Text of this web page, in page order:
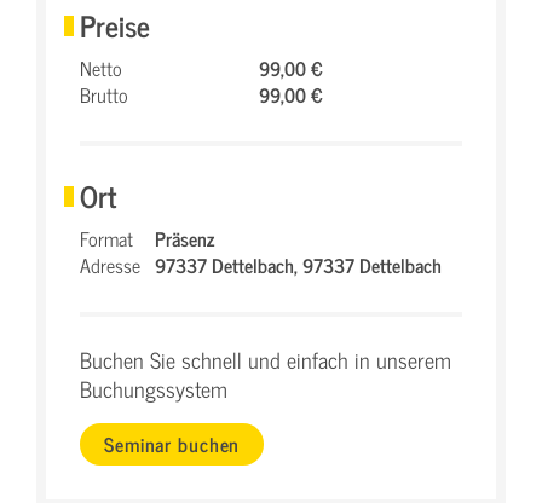
Preise
Netto
99,00 €
Brutto
99,00 €
Ort
Format
Präsenz
Adresse 97337 Dettelbach,97337 Dettelbach
Buchen Sie schnell und einfach in unserem
Buchungssystem
Seminar buchen